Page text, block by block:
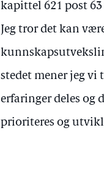
kapittel 621 post
Jeg tror det kan
stedet mener jeg vi
erfaringer deles og
prioriteres og